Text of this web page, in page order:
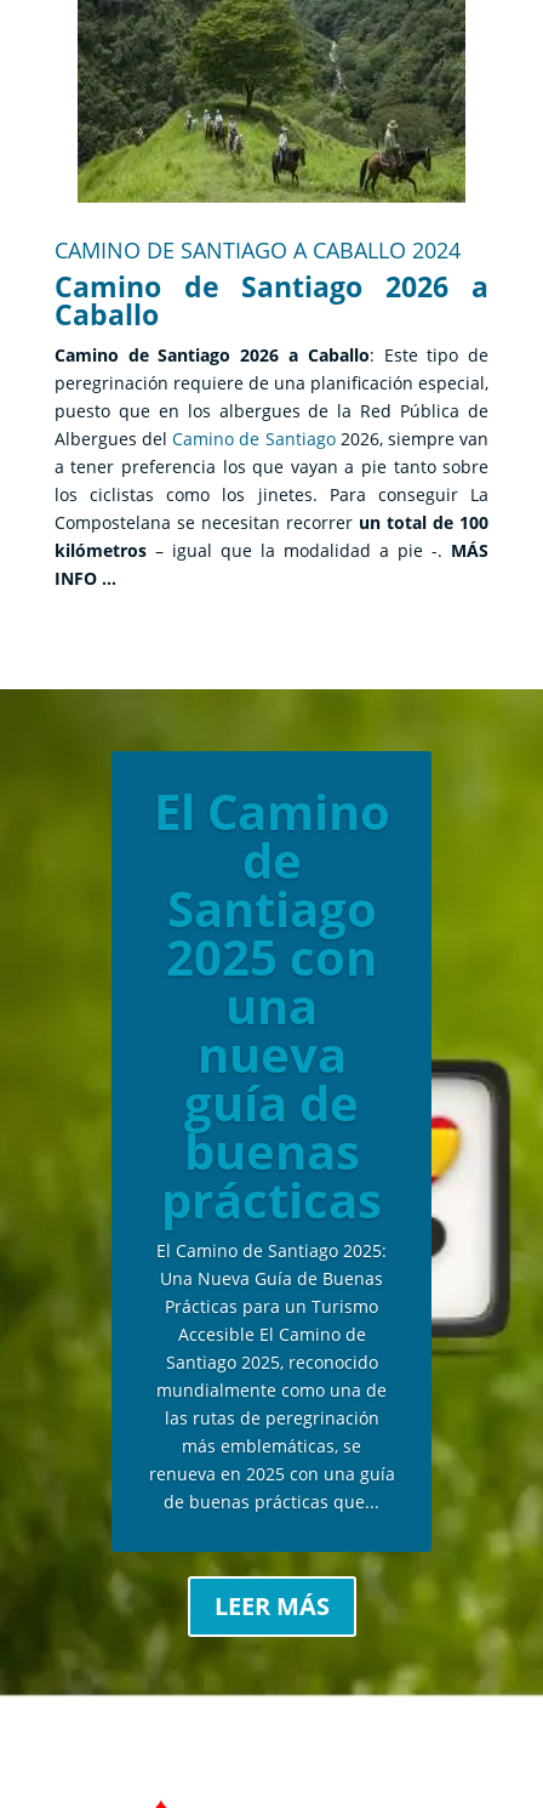
CAMINO DE SANTIAGO A CABALLO 2024
Camino de Santiago 2026 a
Caballo
Camino de Santiago 2026 a Caballo: Este tipo de
peregrinación requiere de una planificación especial,
puesto que en los albergues de la Red Pública de
Albergues delCamino de Santiago2026, siempre van
a tener preferencia los que vayan a pie tanto sobre
los ciclistas como los jinetes. Para conseguir La
Compostelana se necesitan recorrer un total de 100
kilómetros– igual que la modalidad a pie -. MÁS
INFO …
El Camino
de
Santiago
2025 con
una
nueva
guía de
buenas
prácticas
El Camino de Santiago 2025:
Una Nueva Guía de Buenas
Prácticas para un Turismo
Accesible El Camino de
Santiago 2025, reconocido
mundialmente como una de
las rutas de peregrinación
más emblemáticas, se
renueva en 2025 con una guía
de buenas prácticas que...
LEER MÁS